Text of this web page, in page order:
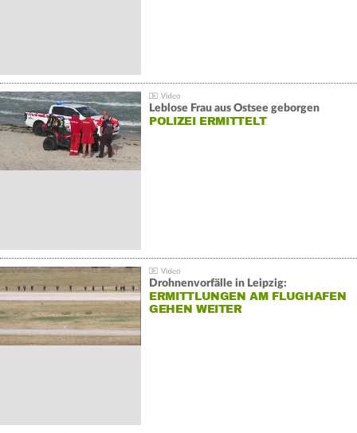
Leblose Frau aus Ostsee geborgen
POLIZEI ERMITTELT
Drohnenvorfälle in Leipzig:
ERMITTLUNGEN AM FLUGHAFEN
GEHEN WEITER